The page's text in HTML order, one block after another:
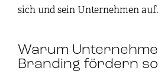
sich und sein Unternehmen auf.
Warum
Branding fördern